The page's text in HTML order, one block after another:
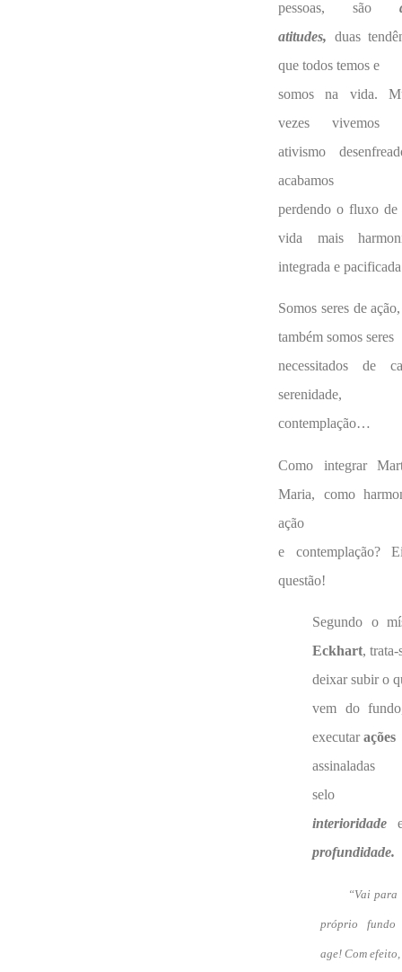
pessoas, são
atitudes, duas
que todos temos e
somos na vida.
vezes vivemos
ativismo
acabamos
perdendo o fluxo de
vida mais
integrada e
Somos seres de
também somos seres
necessitados de
serenidade,
contemplação…
Como integrar
Maria, como
ação
e contemplação?
questão!
Segundo o
Eckhart, trata-
deixar subir o
vem do
executarações
assinaladas
selo
interioridade
profundidade.
“Vai para
próprio
age! Com efeito,